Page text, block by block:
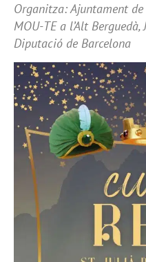
Organitza: Ajuntament
MOU-TE a l’Alt Berguedà,
Diputació de Barcelona